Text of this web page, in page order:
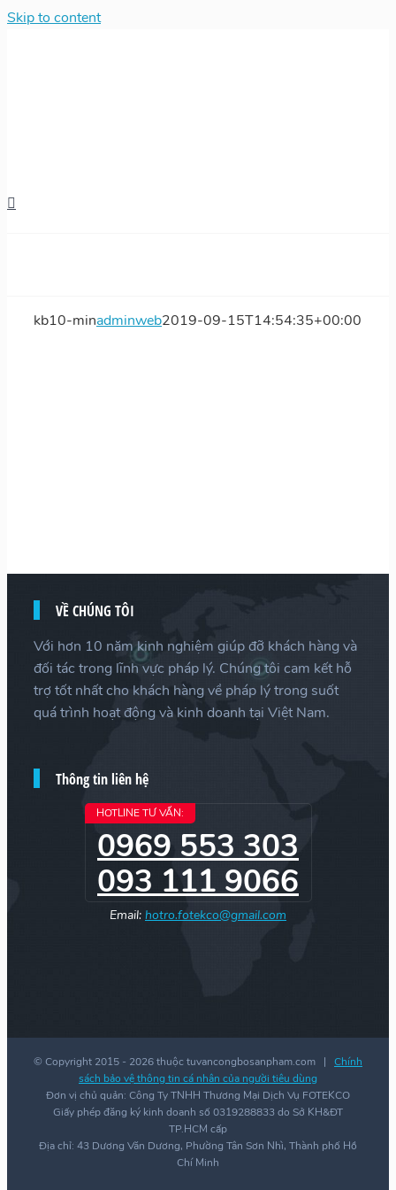
Skip to content
kb10-minadminweb2019-09-15T14:54:35+00:00
VỀ CHÚNG TÔI
Với hơn 10 năm kinh nghiệm giúp đỡ khách hàng và
đối tác trong lĩnh vực pháp lý. Chúng tôi cam kết hỗ
trợ tốt nhất cho khách hàng về pháp lý trong suốt
quá trình hoạt động và kinh doanh tại Việt Nam.
Thông tin liên hệ
HOTLINE TƯ VẤN:
0969 553 303
093 111 9066
Email: hotro.fotekco@gmail.com
© Copyright 2015 - 2026 thuộc tuvancongbosanpham.com | Chính
sách bảo vệ thông tin cá nhân của người tiêu dùng
Đơn vị chủ quản: Công Ty TNHH Thương Mại Dịch Vụ FOTEKCO
Giấy phép đăng ký kinh doanh số 0319288833 do Sở KH&ĐT
TP.HCM cấp
Địa chỉ: 43 Dương Văn Dương, Phường Tân Sơn Nhì, Thành phố Hồ
Chí Minh